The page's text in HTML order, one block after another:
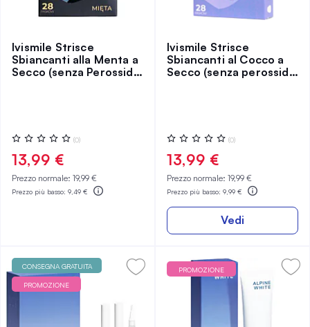
Ivismile Strisce
Sbiancanti alla Menta a
Secco (senza Perossido
Valutazione:
0%
(0)
13,99 €
Prezzo normale: 19,99 €
Prezzo più basso: 9,49 €
Ivismile Strisce
Sbiancanti al Cocco a
Secco (senza perossido
Valutazione:
0%
(0)
13,99 €
Prezzo normale: 19,99 €
Prezzo più basso: 9,99 €
Vedi
CONSEGNA GRATUITA
PROMOZIONE
PROMOZIONE